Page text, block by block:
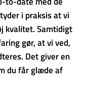
i praksis at vi
kvalitet. Samtidigt
gør, at vi ved,
Det giver en
du får glæde af